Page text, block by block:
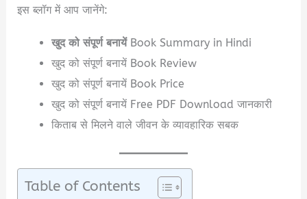
इस ब्लॉग में आप जानेंगे:
खुद को संपूर्ण बनायेंBook Summary in Hindi
खुद को संपूर्ण बनायें Book Review
खुद को संपूर्ण बनायें Book Price
खुद को संपूर्ण बनायें Free PDF Download जानकारी
किताब से मिलने वाले जीवन के व्यावहारिक सबक
Table of Contents